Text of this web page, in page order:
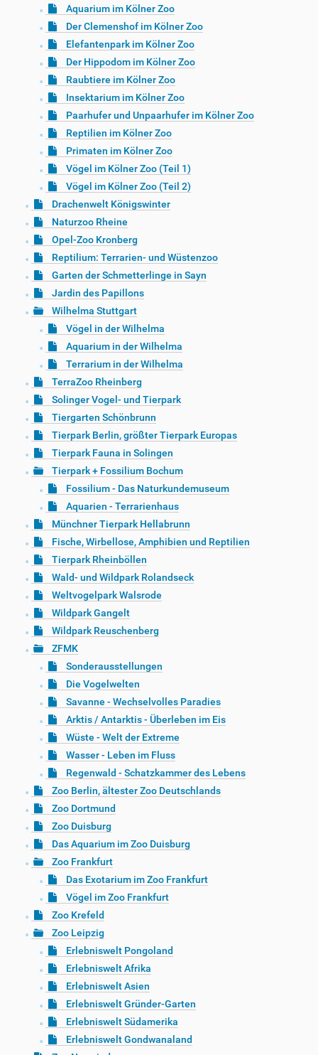
Aquarium im Kölner Zoo
Der Clemenshof im Kölner Zoo
Elefantenpark im Kölner Zoo
Der Hippodom im Kölner Zoo
Raubtiere im Kölner Zoo
Insektarium im Kölner Zoo
Paarhufer und Unpaarhufer im Kölner Zoo
Reptilien im Kölner Zoo
Primaten im Kölner Zoo
Vögel im Kölner Zoo (Teil 1)
Vögel im Kölner Zoo (Teil 2)
Drachenwelt Königswinter
Naturzoo Rheine
Opel-Zoo Kronberg
Reptilium: Terrarien- und Wüstenzoo
Garten der Schmetterlinge in Sayn
Jardin des Papillons
Wilhelma Stuttgart
Vögel in der Wilhelma
Aquarium in der Wilhelma
Terrarium in der Wilhelma
TerraZoo Rheinberg
Solinger Vogel- und Tierpark
Tiergarten Schönbrunn
Tierpark Berlin, größter Tierpark Europas
Tierpark Fauna in Solingen
Tierpark + Fossilium Bochum
Fossilium - Das Naturkundemuseum
Aquarien - Terrarienhaus
Münchner Tierpark Hellabrunn
Fische, Wirbellose, Amphibien und Reptilien
Tierpark Rheinböllen
Wald- und Wildpark Rolandseck
Weltvogelpark Walsrode
Wildpark Gangelt
Wildpark Reuschenberg
ZFMK
Sonderausstellungen
Die Vogelwelten
Savanne - Wechselvolles Paradies
Arktis / Antarktis - Überleben im Eis
Wüste - Welt der Extreme
Wasser - Leben im Fluss
Regenwald - Schatzkammer des Lebens
Zoo Berlin, ältester Zoo Deutschlands
Zoo Dortmund
Zoo Duisburg
Das Aquarium im Zoo Duisburg
Zoo Frankfurt
Das Exotarium im Zoo Frankfurt
Vögel im Zoo Frankfurt
Zoo Krefeld
Zoo Leipzig
Erlebniswelt Pongoland
Erlebniswelt Afrika
Erlebniswelt Asien
Erlebniswelt Gründer-Garten
Erlebniswelt Südamerika
Erlebniswelt Gondwanaland